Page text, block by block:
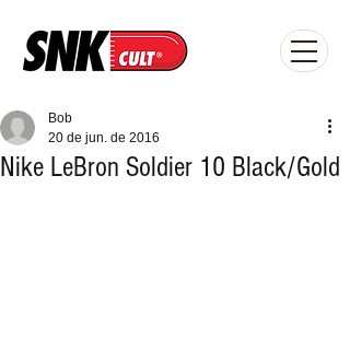
Nike LeBron Soldier 10 Black/Gold
Bob
20 de jun. de 2016